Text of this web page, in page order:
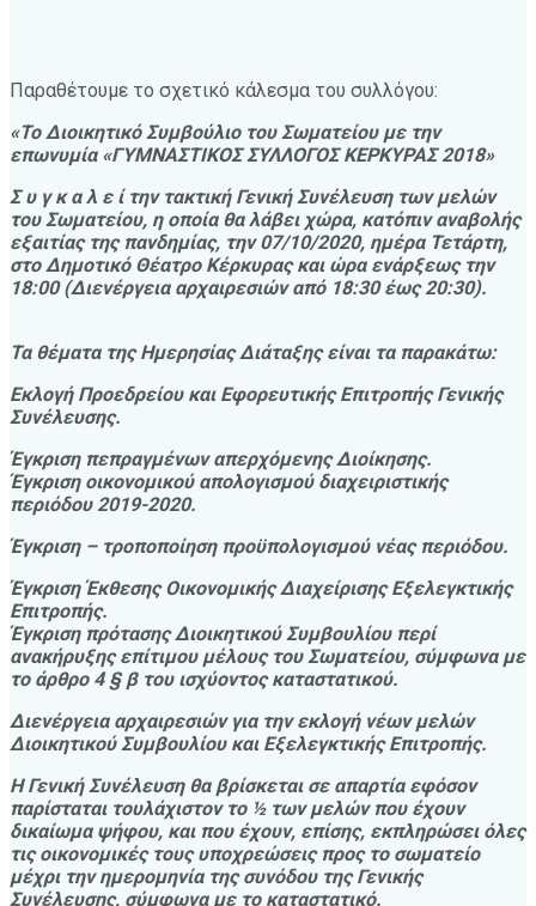
Παραθέτουμε το σχετικό κάλεσμα του συλλόγου:
«Το Διοικητικό Συμβούλιο του Σωματείου με την
επωνυμία «ΓΥΜΝΑΣΤΙΚΟΣ ΣΥΛΛΟΓΟΣ ΚΕΡΚΥΡΑΣ 2018»
Σ υ γ κ α λ ε ί την τακτική Γενική Συνέλευση των μελών
του Σωματείου, η οποία θα λάβει χώρα, κατόπιν αναβολής
εξαιτίας της πανδημίας, την 07/10/2020, ημέρα Τετάρτη,
στο Δημοτικό Θέατρο Κέρκυρας και ώρα ενάρξεως την
18:00 (Διενέργεια αρχαιρεσιών από 18:30 έως 20:30).
Τα θέματα της Ημερησίας Διάταξης είναι τα παρακάτω:
Εκλογή Προεδρείου και Εφορευτικής Επιτροπής Γενικής
Συνέλευσης.
Έγκριση πεπραγμένων απερχόμενης Διοίκησης.
Έγκριση οικονομικού απολογισμού διαχειριστικής
περιόδου 2019-2020.
Έγκριση – τροποποίηση προϋπολογισμού νέας περιόδου.
Έγκριση Έκθεσης Οικονομικής Διαχείρισης Εξελεγκτικής
Επιτροπής.
Έγκριση πρότασης Διοικητικού Συμβουλίου περί
ανακήρυξης επίτιμου μέλους του Σωματείου, σύμφωνα με
το άρθρο 4 § β του ισχύοντος καταστατικού.
Διενέργεια αρχαιρεσιών για την εκλογή νέων μελών
Διοικητικού Συμβουλίου και Εξελεγκτικής Επιτροπής.
Η Γενική Συνέλευση θα βρίσκεται σε απαρτία εφόσον
παρίσταται τουλάχιστον το ½ των μελών που έχουν
δικαίωμα ψήφου, και που έχουν, επίσης, εκπληρώσει όλες
τις οικονομικές τους υποχρεώσεις προς το σωματείο
μέχρι την ημερομηνία της συνόδου της Γενικής
Συνέλευσης, σύμφωνα με το καταστατικό.